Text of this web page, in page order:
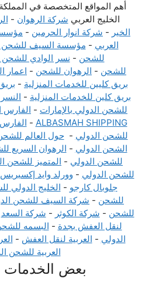
أهم المواقع المتخصصة في
الخليج العربي شركة الرهوان -
الخير - شركة انوار الحرمين -
العربي - مؤسسة السيف للشحن
للشحن - نسر الوادي للشحن
للشحن - الرهوان للشحن - اعمار
بريق كليين للخدمات المنزلية -
بريق كلين للخدمات المنزلية -
للشحن الدولي بالإمارات - الفارس
ALBASMAH SHIPPING
-
للشحن الدولي -حول العالم
الشحن الدولي - الرهوان السريع
للشحن الدولي - المتميز للشحن
للشحن الدولي - وورلد وايد
جلوبال كارجو - الخليج الدولي
للشحن - شركة السيف للشحن
للشحن - شركة الكوثر - شركة السعد
لنقل العفش بجدة - البسمه
الدولي - العربية لنقل العفش -
العربية للشحن
بعض الخدمات